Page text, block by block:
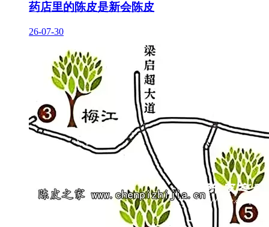
药店里的陈皮是新会陈皮
26-07-30